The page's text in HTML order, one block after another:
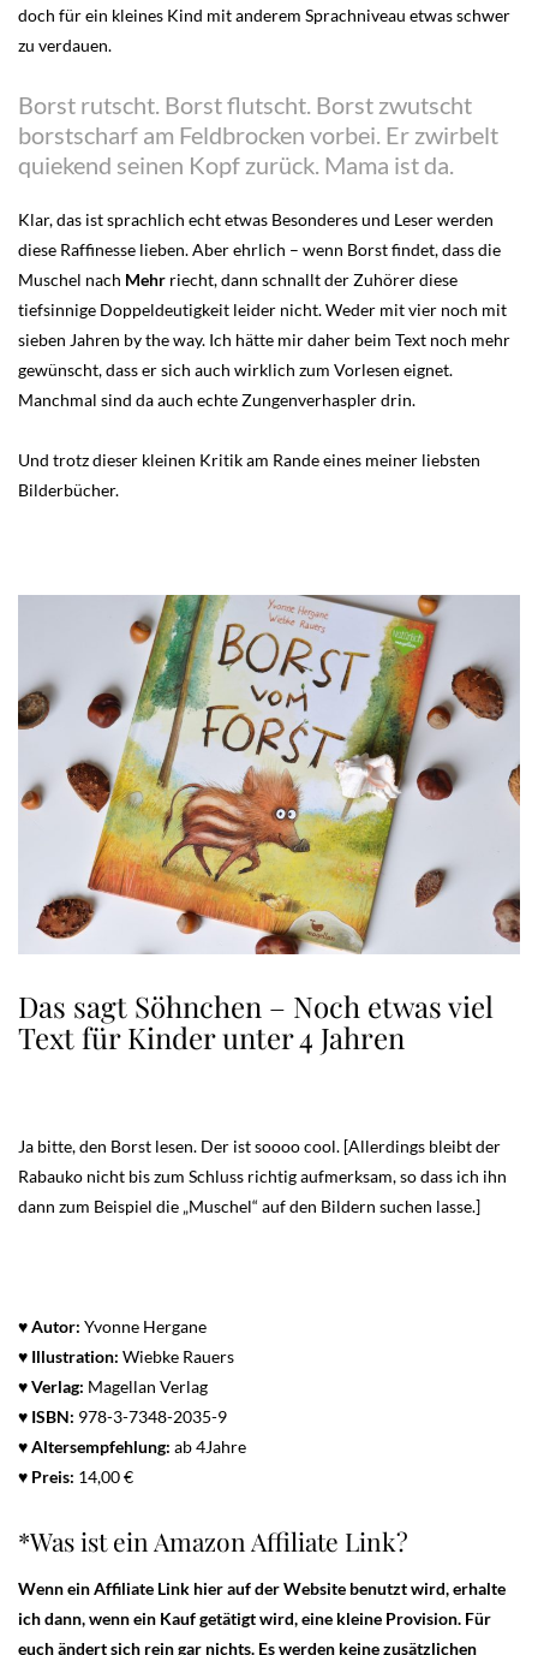
doch für ein kleines Kind mit anderem Sprachniveau etwas schwer
zu verdauen.
Borst rutscht. Borst flutscht. Borst zwutscht
borstscharf am Feldbrocken vorbei. Er zwirbelt
quiekend seinen Kopf zurück. Mama ist da.
Klar, das ist sprachlich echt etwas Besonderes und Leser werden
diese Raffinesse lieben. Aber ehrlich – wenn Borst findet, dass die
Muschel nach Mehr riecht, dann schnallt der Zuhörer diese
tiefsinnige Doppeldeutigkeit leider nicht. Weder mit vier noch mit
sieben Jahren by the way. Ich hätte mir daher beim Text noch mehr
gewünscht, dass er sich auch wirklich zum Vorlesen eignet.
Manchmal sind da auch echte Zungenverhaspler drin.
Und trotz dieser kleinen Kritik am Rande eines meiner liebsten
Bilderbücher.
Das sagt Söhnchen – Noch etwas viel
Text für Kinder unter 4 Jahren
Ja bitte, den Borst lesen. Der ist soooo cool. [Allerdings bleibt der
Rabauko nicht bis zum Schluss richtig aufmerksam, so dass ich ihn
dann zum Beispiel die „Muschel“ auf den Bildern suchen lasse.]
♥ Autor: Yvonne Hergane
♥ Illustration: Wiebke Rauers
♥ Verlag: Magellan Verlag
♥ ISBN: 978-3-7348-2035-9
♥Altersempfehlung: ab 4Jahre
♥ Preis: 14,00 €
*Was ist ein Amazon Affiliate Link?
Wenn ein Affiliate Link hier auf der Website benutzt wird, erhalte
ich dann, wenn ein Kauf getätigt wird, eine kleine Provision. Für
euch ändert sich rein gar nichts. Es werden keine zusätzlichen